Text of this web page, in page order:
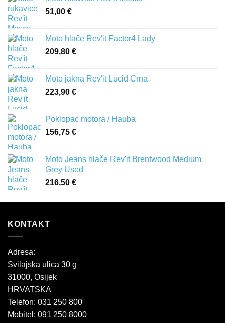
51,00 €
Moto hlače Rev'it Factor4 Lady
209,80 €
Moto jakna Rev'it Lucid Crna
223,90 €
Poklopac motora / Hauba
156,75 €
Moto Jeans hlače Rev'it Brentwood Medium
Grey Used
216,50 €
KONTAKT
Adresa:
Svilajska ulica 30 g
31000, Osijek
HRVATSKA
Telefon: 031 250 800
Mobitel: 091 250 8000